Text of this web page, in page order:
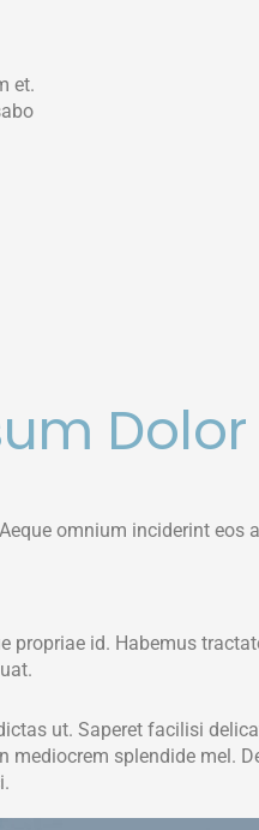
et.
omnium inciderint eos
id. Habemus
ut. Saperet facilisi
splendide mel.